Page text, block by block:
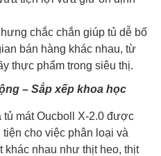
chắc chắn giúp tủ dễ bố
bán hàng khác nhau, từ
thực phẩm trong siêu thị.
– Sắp xếp khoa học
tủ mát Oucboll X-2.0 được
cho việc phân loại và
khác nhau như thịt heo, thịt